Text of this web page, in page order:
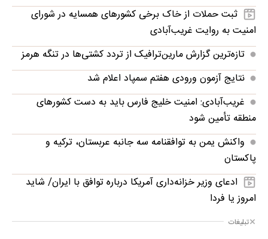
ثبت حملات از خاک برخی کشورهای همسایه در شورای
امنیت به روایت غریب‌آبادی
تازه‌ترین گزارش مارین‌ترافیک از تردد کشتی‌ها در تنگه هرمز
نتایج آزمون ورودی هفتم سمپاد اعلام شد
غریب‌آبادی: امنیت خلیج فارس باید به دست کشورهای
منطقه تأمین شود
واکنش یمن به توافقنامه سه جانبه عربستان، ترکیه و
پاکستان
ادعای وزیر خزانه‌داری آمریکا درباره توافق با ایران/ شاید
امروز یا فردا
تبلیغات